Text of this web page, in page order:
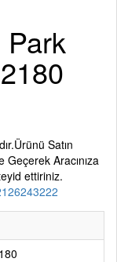
Satın
Aracınıza
ettiriniz.